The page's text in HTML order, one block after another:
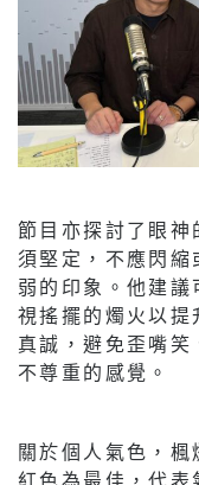
節目亦探討了眼神
須堅定，不應閃
弱的印象。他建議
視搖擺的燭火以提
真誠，避免歪嘴笑
不尊重的感覺。
關於個人氣色，
紅色為最佳，代表